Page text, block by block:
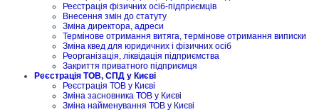
Реєстрація фізичних осіб-підприємців
Внесення змін до статуту
Зміна директора, адреси
Термінове отримання витяга, термінове отримання виписки
Зміна квед для юридичних і фізичних осіб
Реорганізація, ліквідація підприємства
Закриття приватного підприємця
Реєстрація ТОВ, СПД у Києві
Реєстрація ТОВ у Києві
Зміна засновника ТОВ у Києві
Зміна найменування ТОВ у Києві